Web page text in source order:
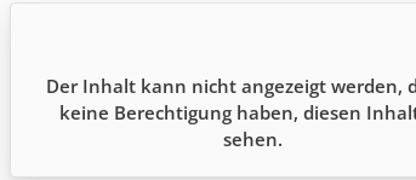
Der Inhalt kann nicht angezeigt werden,
keine Berechtigung haben, diesen
sehen.